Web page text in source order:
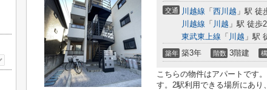
交通 川越線 「 西川越 」駅 徒
川越線 「 川越 」駅 徒歩
東武東上線 「 川越 」駅
築年 築3年 階数 3階建
こちらの物件はアパートです
す。2駅利用できる場所にあ